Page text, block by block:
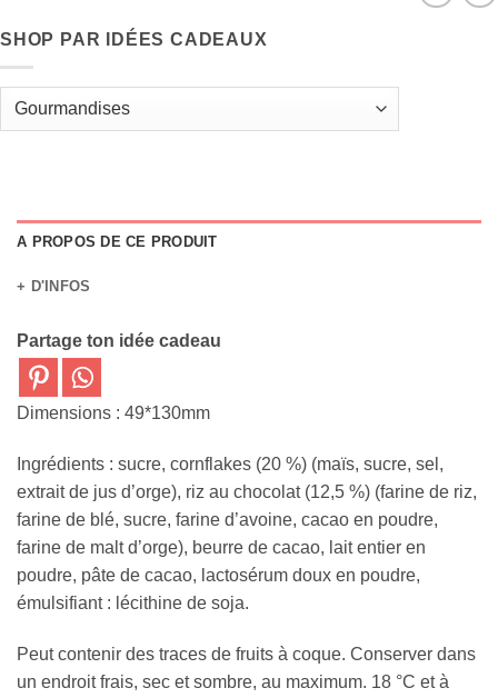
SHOP PAR IDÉES CADEAUX
A PROPOS DE CE PRODUIT
+ D'INFOS
Partage ton idée cadeau
Dimensions : 49*130mm
Ingrédients : sucre, cornflakes (20 %) (maïs, sucre, sel,
extrait de jus d’orge), riz au chocolat (12,5 %) (farine de riz,
farine de blé, sucre, farine d’avoine, cacao en poudre,
farine de malt d’orge), beurre de cacao, lait entier en
poudre, pâte de cacao, lactosérum doux en poudre,
émulsifiant : lécithine de soja.
Peut contenir des traces de fruits à coque. Conserver dans
un endroit frais, sec et sombre, au maximum. 18 °C et à